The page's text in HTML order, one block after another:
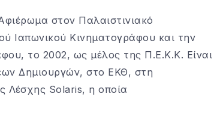
στον Παλαιστινιακό
Ιαπωνικού Κινηματογράφου και την
το 2002, ως μέλος της Π.Ε.Κ.Κ. Είναι
Δημιουργών, στο ΕΚΘ, στη
Λέσχης Solaris, η οποία